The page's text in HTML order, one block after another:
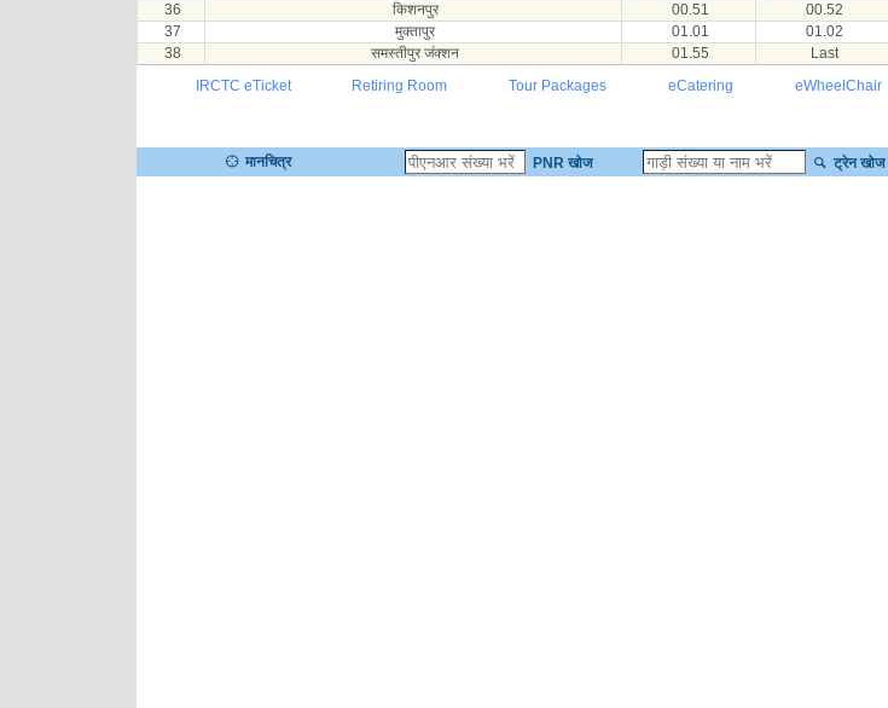
36
किशनपुर 00.51 00.52
37
मुक्तापुर 01.01 01.02
38
समस्तीपुर जंक्शन 01.55 Last
IRCTC eTicket
Retiring Room Tour Packages eCatering eWheelChair
मानचित्र PNR खोज ट्रेन खोज